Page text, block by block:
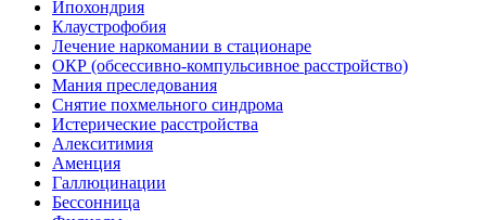
Ипохондрия
Клаустрофобия
Лечение наркомании в стационаре
ОКР (обсессивно-компульсивное расстройство)
Мания преследования
Снятие похмельного синдрома
Истерические расстройства
Алекситимия
Аменция
Галлюцинации
Бессонница